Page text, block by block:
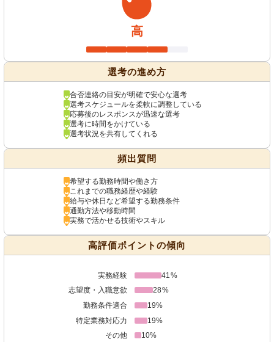
高
選考の進め方
合否連絡の目安が明確で安心な選考
選考スケジュールを柔軟に調整している
応募後のレスポンスが迅速な選考
選考に時間をかけている
選考状況を共有してくれる
頻出質問
希望する勤務時間や働き方
これまでの職務経歴や経験
給与や休日など希望する勤務条件
通勤方法や移動時間
実務で活かせる技術やスキル
高評価ポイントの傾向
実務経験
41%
志望度・入職意欲
28%
勤務条件適合
19%
特定業務対応力
19%
その他
10%